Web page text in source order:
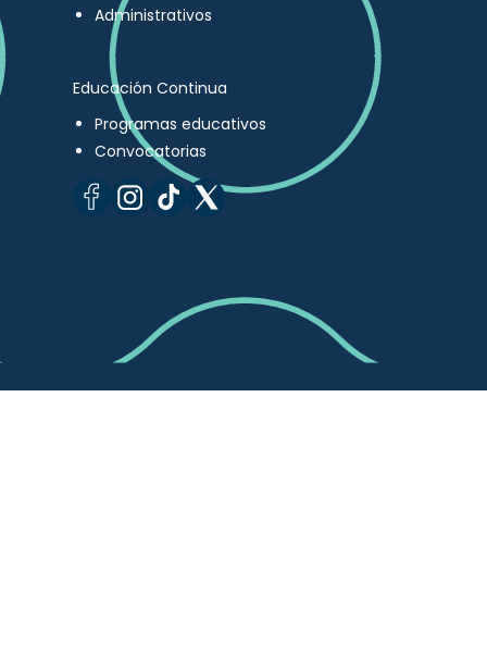
Administrativos
Educación Continua
Programas educativos
Convocatorias